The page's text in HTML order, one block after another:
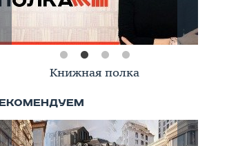
Книжная полка